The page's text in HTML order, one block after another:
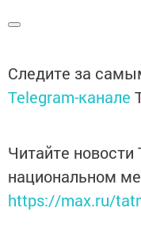
Следите за
Telegram-канале
Читайте новости
национальном
https://max.ru/